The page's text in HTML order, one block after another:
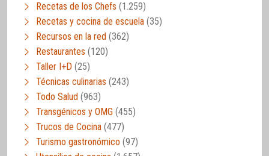
Recetas de los Chefs (1.259)
Recetas y cocina de escuela (35)
Recursos en la red (362)
Restaurantes (120)
Taller I+D (25)
Técnicas culinarias (243)
Todo Salud (963)
Transgénicos y OMG (455)
Trucos de Cocina (477)
Turismo gastronómico (97)